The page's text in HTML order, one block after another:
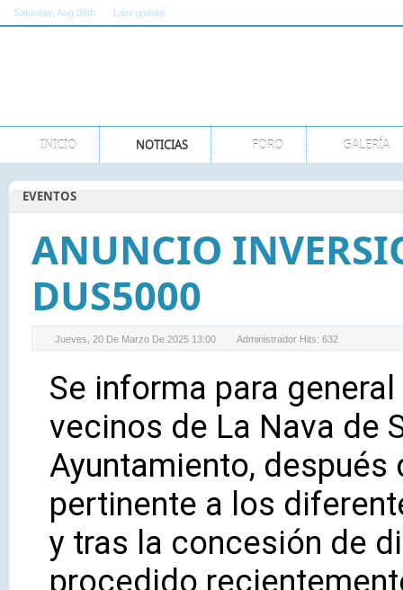
Saturday , Aug 08th Last update
INICIO NOTICIAS FORO GALERÍA
EVENTOS
ANUNCIO
DUS5000
Jueves, 20 De Marzo De 2025 13:00 Administrador Hits: 632
Se informa para
vecinos de La Nava de
Ayuntamiento,
pertinente a los
y tras la concesión de
procedido